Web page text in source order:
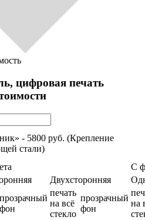
цифровая печать
- 5800 руб. (Крепление
стали)
С
Двухсторонняя
прозрачный
фон
печать
на всё
стекло
прозрачный
фон
на